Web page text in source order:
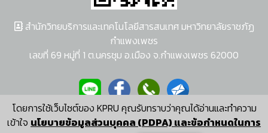
โดยการใช้เว็บไซต์ของ KPRU คุณรับทราบว่าคุณได้อ่านและทำความ
เข้าใจ นโยบายข้อมูลส่วนบุคคล (PDPA) และข้อกำหนดในการ
สำนักวิทยบริการและเทคโนโลยีสารสนเทศ มหาวิทยาลัยราชภัฏ
กำแพงเพชร
เลขที่ 69 หมู่ที่ 1 ต.นครชุม อ.เมือง จ.กำแพงเพชร 62000
ผู้พัฒนาระบบ อนุชา พวงผกา